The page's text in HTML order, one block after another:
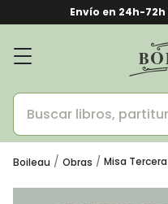
Envío en 24h-
Boileau Obras Misa Tercera